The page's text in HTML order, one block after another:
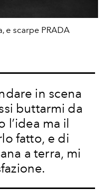
e scarpe PRADA
in scena
buttarmi da
l’idea ma il
fatto, e di
a terra, mi